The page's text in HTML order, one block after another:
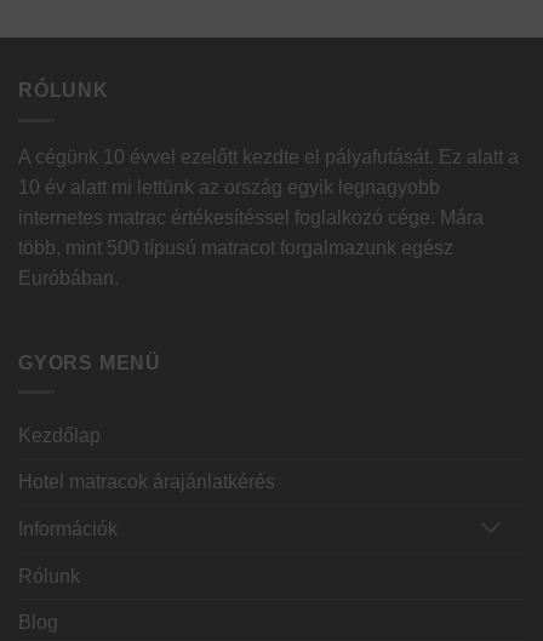
RÓLUNK
A cégünk 10 évvel ezelőtt kezdte el pályafutását. Ez alatt a
10 év alatt mi lettünk az ország egyik legnagyobb
internetes matrac értékesítéssel foglalkozó cége. Mára
több, mint 500 típusú matracot forgalmazunk egész
Euróbában.
GYORS MENÜ
Kezdőlap
Hotel matracok árajánlatkérés
Információk
Rólunk
Blog